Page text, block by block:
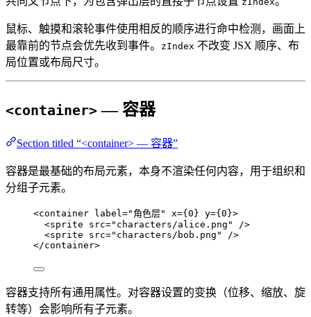
鼠标、触摸和滚轮事件使用相反的顺序进行命中检测，画面上
最靠前的节点会优先收到事件。
zIndex 不改变 JSX 顺序、布
局位置或布局尺寸。
<container> — 容器
Section titled “<container> — 容器”
容器是最基础的布局元素，本身不渲染任何内容，用于组织和
分组子元素。
<container label =" 角色层" x={0} y={0}>
<sprite src=" characters/alice.png "
/>
<sprite src=" characters/bob.png "
/>
</container>
容器支持所有通用属性。对容器设置的变换（位移、缩放、旋
转等）会影响所有子元素。